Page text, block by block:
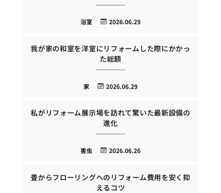
2026.06.29
浴室
我が家の和室を洋室にリフォームした際にかかっ
た総額
2026.06.29
家
私がリフォーム展示場を訪れて驚いた最新設備の
進化
2026.06.26
害虫
畳からフローリングへのリフォーム費用を安く抑
えるコツ